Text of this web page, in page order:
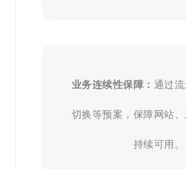
业务连续性保障： 通过
切换等预案，保障网站
持续可用。